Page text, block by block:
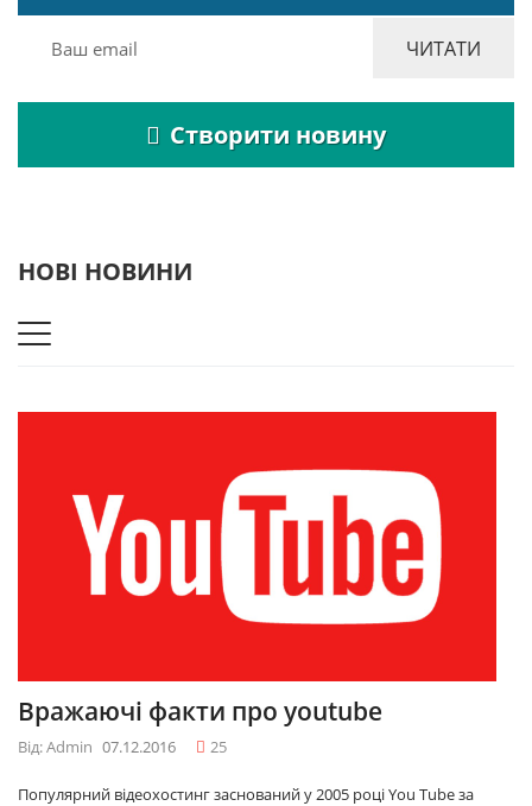
Створити новину
НОВІ НОВИНИ
Вражаючі факти про youtube
Від: Admin 07.12.2016 25
Популярний відеохостинг заснований у 2005 році You Tube за